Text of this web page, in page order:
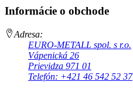
Informácie o obchode
Adresa:
EURO-METALL spol. s r.o.
Vápenická 26
Prievidza 971 01
Telefón: +421 46 542 52 37